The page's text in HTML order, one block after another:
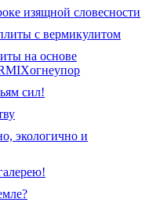
изящной словесности
с вермикулитом
на основе
сил!
экологично и